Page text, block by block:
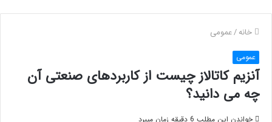
خانه/عمومی
عمومی
آنزیم کاتالاز چیست از کاربردهای صنعتی آن
چه می دانید؟
خواندن این مطلب 6 دقیقه زمان میبرد